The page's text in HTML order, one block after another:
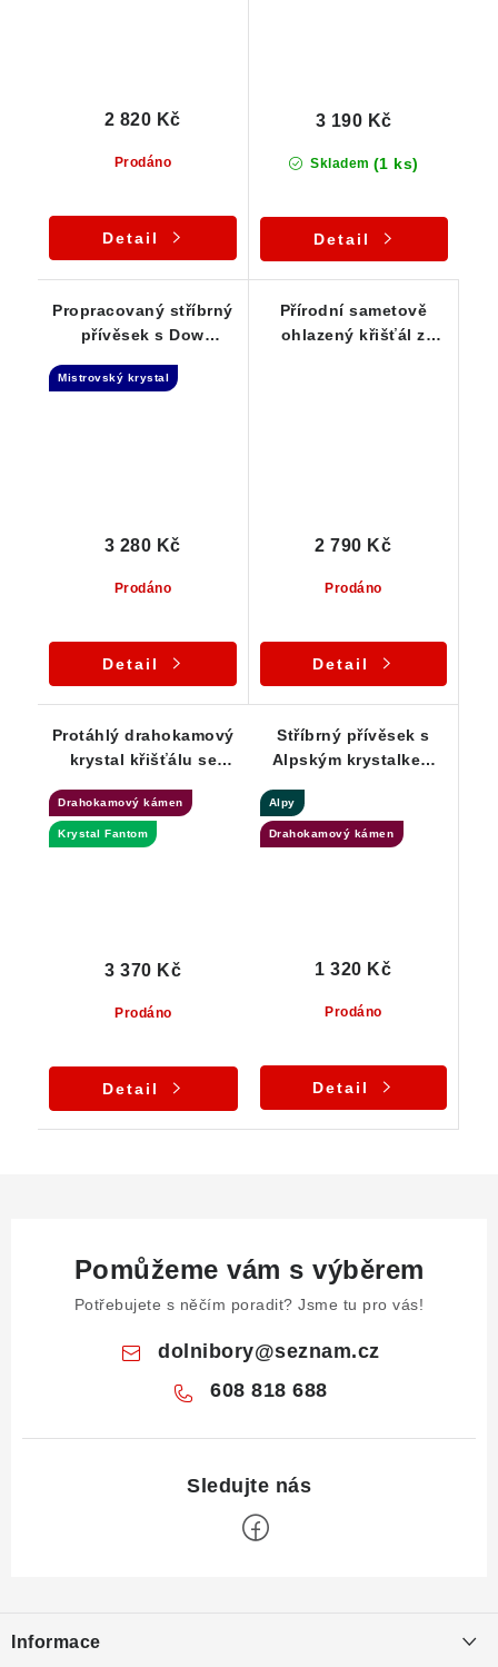
Prodáno
2 820 Kč
Detail
Skladem (1 ks)
3 190 Kč
Detail
Propracovaný stříbrný
přívěsek s Dow
křišťálu
Mistrovský krystal
Prodáno
3 280 Kč
Detail
Přírodní sametově
ohlazený křišťál z
Prodáno
2 790 Kč
Detail
Protáhlý drahokamový
krystal křišťálu se
Fantomem - ČR
Drahokamový kámen
Krystal Fantom
Prodáno
3 370 Kč
Detail
Stříbrný přívěsek s
Alpským krystalkem
Alpy
Drahokamový kámen
Prodáno
1 320 Kč
Detail
Pomůžeme vám s výběrem
Potřebujete s něčím poradit? Jsme tu pro vás!
dolnibory@seznam.cz
608 818 688
pInformace